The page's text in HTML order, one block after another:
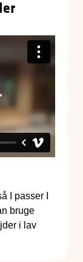
I passer I
bruge
i lav